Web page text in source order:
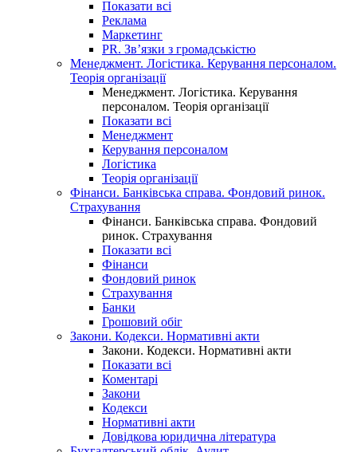
Показати всі
Реклама
Маркетинг
PR. Зв’язки з громадськістю
Менеджмент. Логістика. Керування персоналом.
Теорія організації
Менеджмент. Логістика. Керування
персоналом. Теорія організації
Показати всі
Менеджмент
Керування персоналом
Логістика
Теорія організації
Фінанси. Банківська справа. Фондовий ринок.
Страхування
Фінанси. Банківська справа. Фондовий
ринок. Страхування
Показати всі
Фінанси
Фондовий ринок
Страхування
Банки
Грошовий обіг
Закони. Кодекси. Нормативні акти
Закони. Кодекси. Нормативні акти
Показати всі
Коментарі
Закони
Кодекси
Нормативні акти
Довідкова юридична література